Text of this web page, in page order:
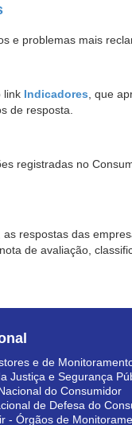
e problemas mais
link Indicadores, que
de resposta.
registradas no
respostas das
de avaliação,
e de
Justiça e Segurança
do Consumidor
de Defesa do
- Órgãos de